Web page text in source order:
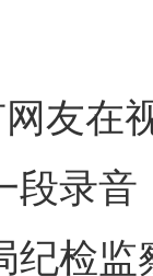
在视
段录
纪检